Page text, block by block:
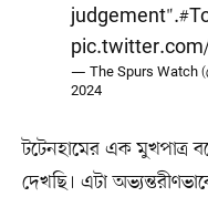
judgement".
— The Spurs Watch
2024
টটেনহামের এক মুখপাত্র
দেখছি। এটা